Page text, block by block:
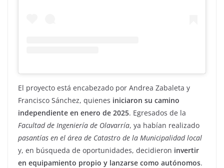
El proyecto está encabezado por Andrea Zabaleta y
Francisco Sánchez, quienes iniciaron su camino
independiente en enero de 2025. Egresados de la
Facultad de Ingeniería de Olavarría, ya habían realizado
pasantías en el área de Catastro de la Municipalidad local
y, en búsqueda de oportunidades, decidieron invertir
en equipamiento propio y lanzarse como autónomos.